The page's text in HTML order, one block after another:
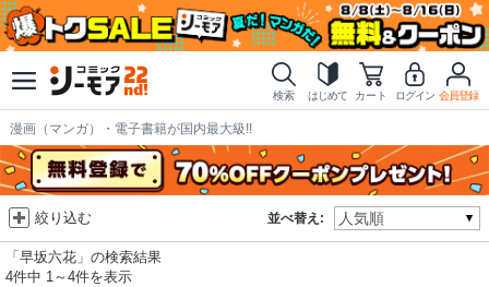
検索 はじめて カート ログイン 会員登録
漫画（マンガ）・電子書籍が国内最大級!!
並べ替え:
絞り込む
「早坂六花」の検索結果
4件中 1～4件を表示